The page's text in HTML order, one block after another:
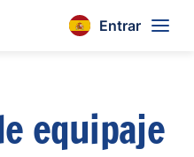
Entrar
equipaje